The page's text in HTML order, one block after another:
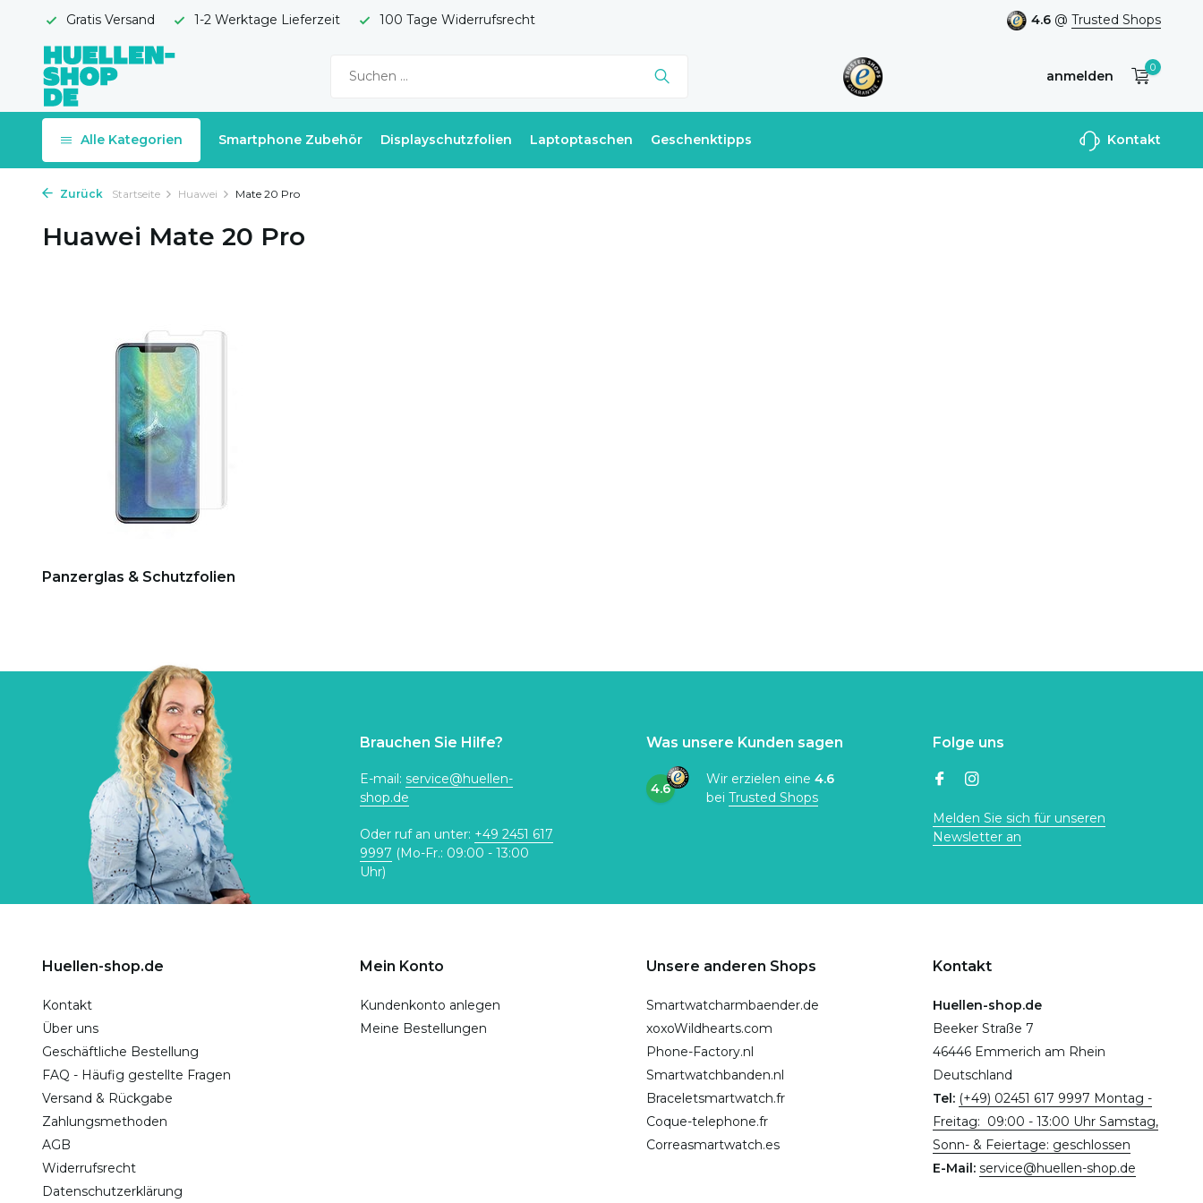
Gratis Versand 1-2 Werktage Lieferzeit 100 Tage Widerrufsrecht 4.6 @ Trusted Shops
anmelden
Benutzerkonto
0
Alle Kategorien Smartphone Zubehör Displayschutzfolien Laptoptaschen Geschenktipps Kontakt
Zurück Startseite Huawei Mate 20 Pro
Huawei Mate 20 Pro
Panzerglas & Schutzfolien
Brauchen Sie Hilfe?
E-mail: service@huellen-
shop.de
Oder ruf an unter: +49 2451 617
9997 (Mo-Fr.: 09:00 - 13:00
Uhr)
Was unsere Kunden sagen
4.6
Wir erzielen eine 4.6
bei Trusted Shops
Folge uns
Melden Sie sich für unseren
Newsletter an
Huellen-shop.de
Kontakt
Über uns
Geschäftliche Bestellung
FAQ - Häufig gestellte Fragen
Versand & Rückgabe
Zahlungsmethoden
AGB
Widerrufsrecht
Datenschutzerklärung
Mein Konto
Kundenkonto anlegen
Meine Bestellungen
Unsere anderen Shops
Smartwatcharmbaender.de
xoxoWildhearts.com
Phone-Factory.nl
Smartwatchbanden.nl
Braceletsmartwatch.fr
Coque-telephone.fr
Correasmartwatch.es
Kontakt
Huellen-shop.de
Beeker Straße 7
46446 Emmerich am Rhein
Deutschland
Tel: (+49) 02451 617 9997 Montag -
Freitag: 09:00 - 13:00 Uhr Samstag,
Sonn- & Feiertage: geschlossen
E-Mail: service@huellen-shop.de